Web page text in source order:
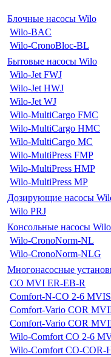
Блочные насосы Wilo
Wilo-BAC
Wilo-CronoBloc-BL
Бытовые насосы Wilo
Wilo-Jet FWJ
Wilo-Jet HWJ
Wilo-Jet WJ
Wilo-MultiCargo FMC
Wilo-MultiCargo HMC
Wilo-MultiCargo MC
Wilo-MultiPress FMP
Wilo-MultiPress HMP
Wilo-MultiPress MP
Дозирующие насосы
Wilo PRJ
Консольные насосы Wilo
Wilo-CronoNorm-NL
Wilo-CronoNorm-NLG
Многонасосные
CO MVI ER-EB-R
Comfort-N-CO 2-6 MVIS
Comfort-Vario COR
Comfort-Vario COR
Wilo-Comfort CO 2-6
Wilo-Comfort CO-COR-